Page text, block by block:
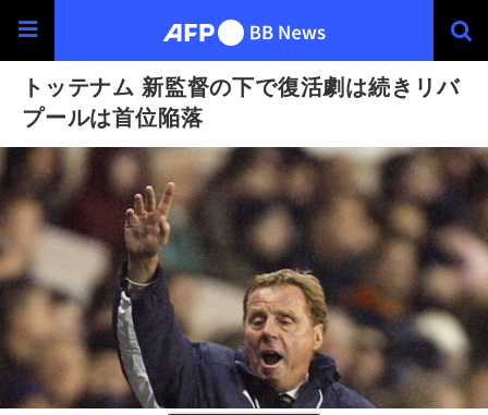
トッテナム 新監督の下で復活劇は続きリバ
プールは首位陥落